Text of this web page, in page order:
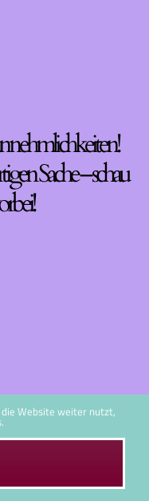
Sache – schau
die Website weiter nutzt,